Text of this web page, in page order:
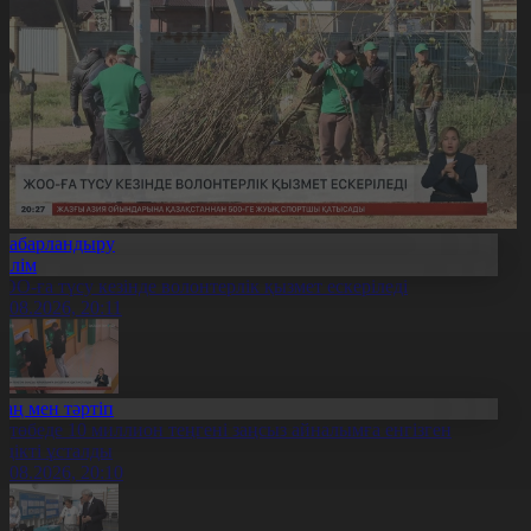
ға түсу кезінде волонтерлік қызмет ескеріледі
20:11
мен тәртіп
10 миллион теңгені заңсыз айналымға енгізген
ұсталды
20:10